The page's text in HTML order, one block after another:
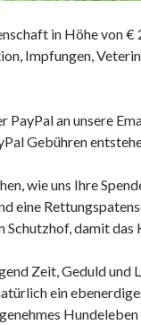
in Höhe von
Impfungen,
PayPal an unsere
Gebühren
wie uns Ihre
eine
Schutzhof, damit
Zeit, Geduld
ein